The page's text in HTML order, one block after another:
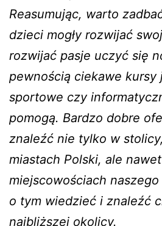
Reasumując, warto
dzieci mogły rozwijać
rozwijać pasje uczyć się
pewnością ciekawe kursy
sportowe czy
pomogą. Bardzo dobre
znaleźć nie tylko w
miastach Polski, ale
miejscowościach
o tym wiedzieć i znaleźć
najbliższej okolicy.